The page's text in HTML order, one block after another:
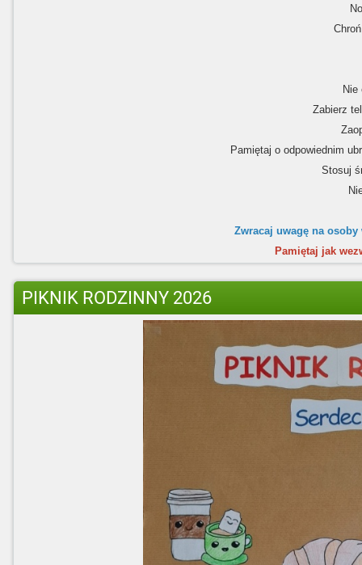
Nie
Zabierz
Pamiętaj o odpowiednim
Stosuj
Zwracaj uwagę na
Pamiętaj jak
PIKNIK RODZINNY 2026